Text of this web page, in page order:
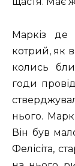
Маркіз де
котрий, як
колись
годи
нього.
Він був
Фелісіта,